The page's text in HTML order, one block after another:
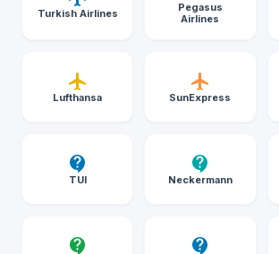
Turkish Airlines
Pegasus
Airlines
Lufthansa SunExpress
TUI Neckermann